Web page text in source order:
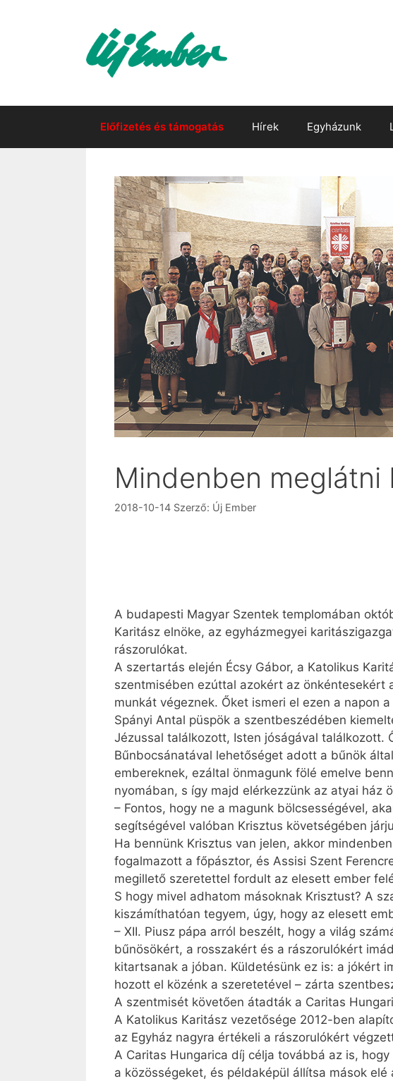
Előfizetés és támogatás Hírek Egyházunk
Mindenben meglátni
2018-10-14 Szerző: Új Ember
A budapesti Magyar Szentek templomában
Karitász elnöke, az egyházmegyei
rászorulókat.
A szertartás elején Écsy Gábor, a Katolikus
szentmisében ezúttal azokért az önkéntesekért
munkát végeznek. Őket ismeri el ezen a napon
Spányi Antal püspök a szentbeszédében
Jézussal találkozott, Isten jóságával találkozott.
Bűnbocsánatával lehetőséget adott a bűnök
embereknek, ezáltal önmagunk fölé emelve
nyomában, s így majd elérkezzünk az atyai ház
– Fontos, hogy ne a magunk bölcsességével,
segítségével valóban Krisztus követségében
Ha bennünk Krisztus van jelen, akkor
fogalmazott a főpásztor, és Assisi Szent
megillető szeretettel fordult az elesett ember
S hogy mivel adhatom másoknak Krisztust? A
kiszámíthatóan tegyem, úgy, hogy az elesett
– XII. Piusz pápa arról beszélt, hogy a világ
bűnösökért, a rosszakért és a rászorulókért
kitartsanak a jóban. Küldetésünk ez is: a jókért
hozott el közénk a szeretetével – zárta
A szentmisét követően átadták a Caritas
A Katolikus Karitász vezetősége 2012-ben
az Egyház nagyra értékeli a rászorulókért
A Caritas Hungarica díj célja továbbá az is,
a közösségeket, és példaképül állítsa mások